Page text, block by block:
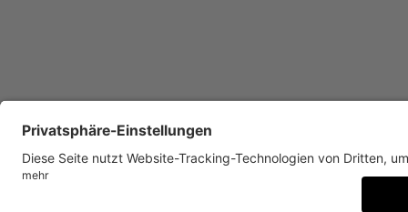
KONTAKT
IMPRESSUM DATENSCHUTZ
BARRIEREFREIHEIT
DATENSCHUTZ-